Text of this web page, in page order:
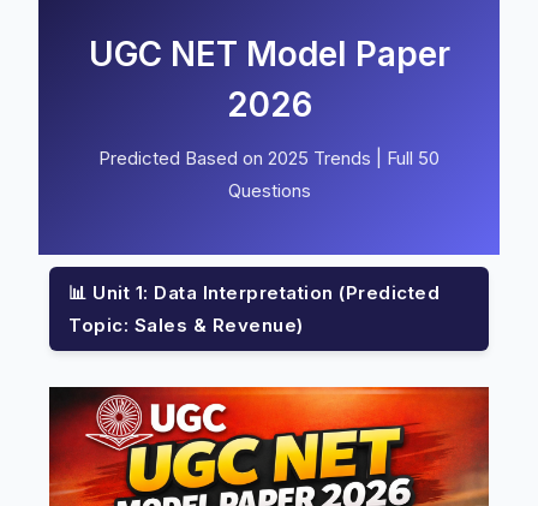
UGC NET Model Paper
2026
Predicted Based on 2025 Trends | Full 50
Questions
📊 Unit 1: Data Interpretation (Predicted
Topic: Sales & Revenue)